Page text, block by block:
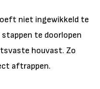
niet ingewikkeld te
te doorlopen
houvast. Zo
aftrappen.